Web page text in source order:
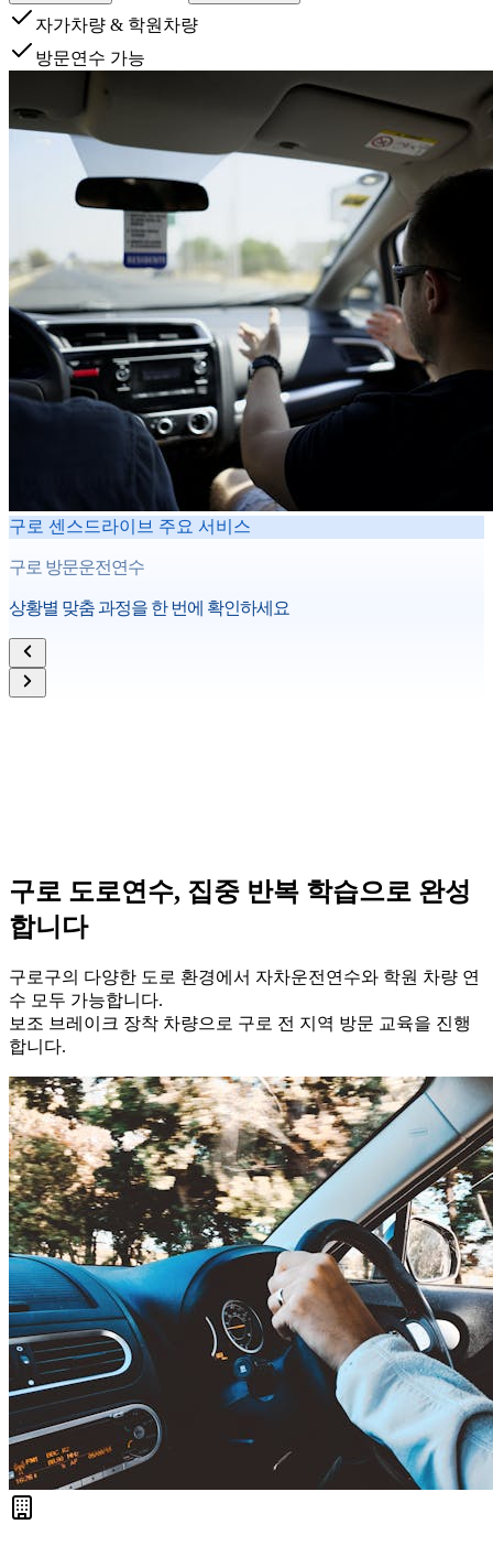
자가차량 & 학원차량
방문연수 가능
구로 센스드라이브 주요 서비스
구로 방문운전연수
상황별 맞춤 과정을 한 번에 확인하세요
구로 도로연수, 집중 반복 학습으로 완성
합니다
구로구의 다양한 도로 환경에서 자차운전연수와 학원 차량 연
수 모두 가능합니다.
보조 브레이크 장착 차량으로 구로 전 지역 방문 교육을 진행
합니다.